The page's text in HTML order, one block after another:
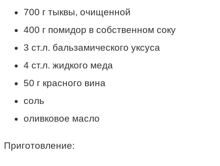
700 г тыквы, очищенной
400 г помидор в собственном соку
3 ст.л. бальзамического уксуса
4 ст.л. жидкого меда
50 г красного вина
соль
оливковое масло
Приготовление: